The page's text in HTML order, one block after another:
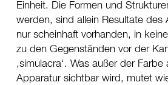
Einheit. Die Formen und
werden, sind allein Resultate des
nur scheinhaft vorhanden, in
zu den Gegenständen vor der
‚simulacra‘. Was außer der Farbe
Apparatur sichtbar wird, mutet